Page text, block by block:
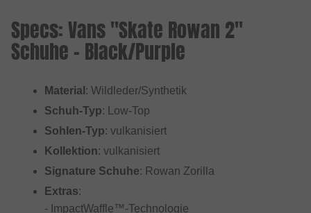
Specs: Vans "Skate Rowan 2"
Schuhe - Black/Purple
Material : Wildleder/Synthetik
Schuh-Typ: Low-Top
Sohlen-Typ: vulkanisiert
Kollektion: vulkanisiert
Signature Schuhe: Rowan Zorilla
Extras:
- ImpactWaffle™-Technologie